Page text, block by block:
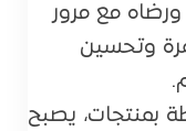
مع مرور
وتحسين
بمنتجات، يصبح